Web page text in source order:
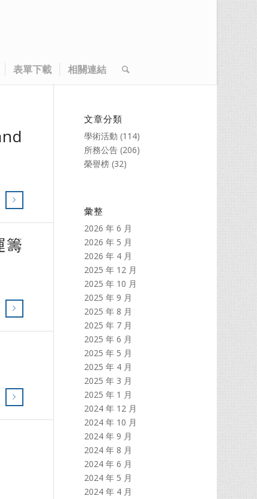
表單下載 相關連結
籌
文章分類
學術活動 (114)
所務公告(206)
榮譽榜(32)
彙整
2026 年 6 月
2026 年 5 月
2026 年 4 月
2025 年 12 月
2025 年 10 月
2025 年 9 月
2025 年 8 月
2025 年 7 月
2025 年 6 月
2025 年 5 月
2025 年 4 月
2025 年 3 月
2025 年 1 月
2024 年 12 月
2024 年 10 月
2024 年 9 月
2024 年 8 月
2024 年 6 月
2024 年 5 月
2024 年 4 月